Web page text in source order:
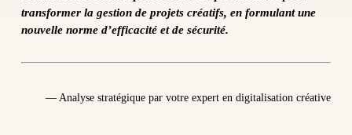
transformer la gestion de projets créatifs, en formulant une
nouvelle norme d’efficacité et de sécurité.
— Analyse stratégique par votre expert en digitalisation créative